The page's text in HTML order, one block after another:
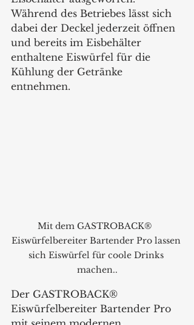
Während des Betriebes lässt sich
dabei der Deckel jederzeit öffnen
und bereits im Eisbehälter
enthaltene Eiswürfel für die
Kühlung der Getränke
entnehmen.
Mit dem GASTROBACK®
Eiswürfelbereiter Bartender Pro lassen
sich Eiswürfel für coole Drinks
machen..
Der GASTROBACK®
Eiswürfelbereiter Bartender Pro